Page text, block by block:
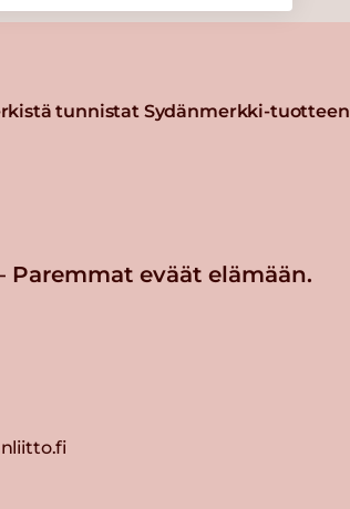
tunnistat Sydänmerkki-tuotteen
eväät elämään.